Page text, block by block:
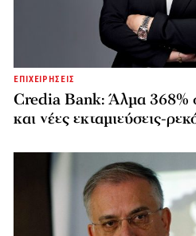
ΕΠΙΧΕΙΡΗΣΕΙΣ
Credia Bank: Άλμα 368%
και νέες εκταμιεύσεις-